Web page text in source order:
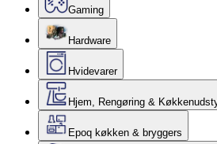
Gaming
Hardware
Hvidevarer
Hjem, Rengøring &
Epoq køkken & bryggers